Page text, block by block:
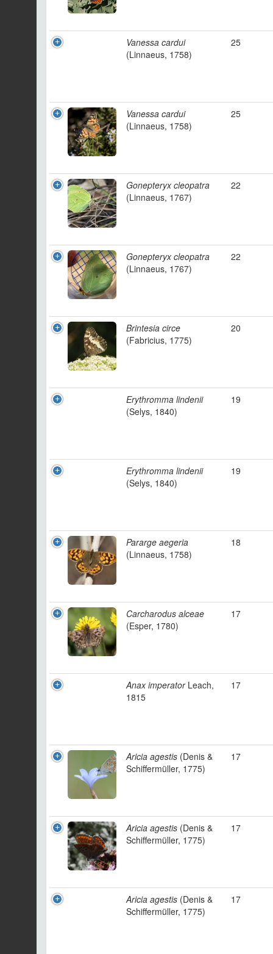
Vanessa cardui
(Linnaeus, 1758)
25
Vanessa cardui
(Linnaeus, 1758)
25
Gonepteryx cleopatra
(Linnaeus, 1767)
22
Gonepteryx cleopatra
(Linnaeus, 1767)
22
Brintesia circe
(Fabricius, 1775)
20
Erythromma lindenii
(Selys, 1840)
19
Erythromma lindenii
(Selys, 1840)
19
Pararge aegeria
(Linnaeus, 1758)
18
Carcharodus alceae
(Esper, 1780)
17
Anax imperatorLeach,
1815
17
Aricia agestis (Denis &
Schiffermüller, 1775)
17
Aricia agestis (Denis &
Schiffermüller, 1775)
17
Aricia agestis (Denis &
Schiffermüller, 1775)
17